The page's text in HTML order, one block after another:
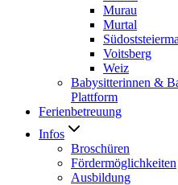
Murau
Murtal
Voitsberg
Weiz
Babysitterinnen &
Plattform
Ferienbetreuung
Infos
Broschüren
Fördermöglichkeiten
Ausbildung